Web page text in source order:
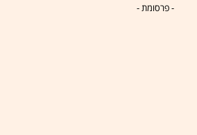
- פרסומת -